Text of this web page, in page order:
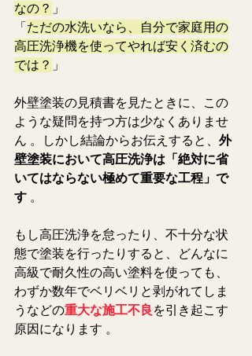
なの？ 」
「 ただの水洗いなら、自分で家庭用の
高圧洗浄機を使ってやれば安く済むの
では？ 」
外壁塗装の見積書を見たときに、この
ような疑問を持つ方は少なくありませ
ん 。しかし結論からお伝えすると、 外
壁塗装において高圧洗浄は「絶対に省
いてはならない極めて重要な工程」で
す 。
もし高圧洗浄を怠ったり、不十分な状
態で塗装を行ったりすると、どんなに
高級で耐久性の高い塗料を使っても、
わずか数年でベリベリと剥がれてしま
うなどの重大な施工不良 を引き起こす
原因になります 。